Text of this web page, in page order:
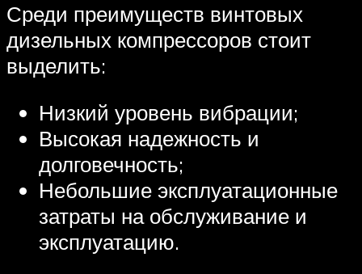
Среди преимуществ винтовых
дизельных компрессоров стоит
выделить:
Низкий уровень вибрации;
Высокая надежность и
долговечность;
Небольшие эксплуатационные
затраты на обслуживание и
эксплуатацию.